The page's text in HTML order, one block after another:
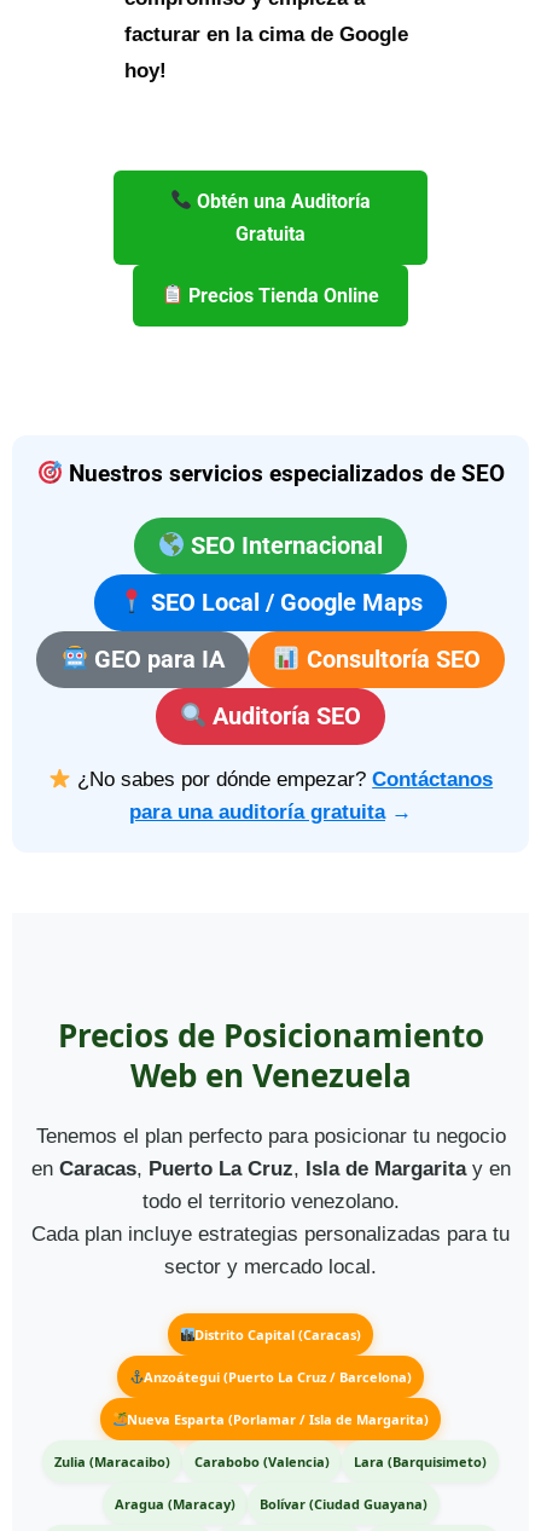
facturar en la cima de Google
hoy!
Obtén una Auditoría
Gratuita
Precios Tienda Online
Nuestros servicios especializados de SEO
SEO Internacional
SEO Local / Google Maps
GEO para IA
Consultoría SEO
Auditoría SEO
¿No sabes por dónde empezar?Contáctanos
para una auditoría gratuita→
Precios de Posicionamiento
Web en Venezuela
Tenemos el plan perfecto para posicionar tu negocio
en Caracas, Puerto La Cruz, Isla de Margaritay en
todo el territorio venezolano.
Cada plan incluye estrategias personalizadas para tu
sector y mercado local.
Distrito Capital (Caracas)
Anzoátegui (Puerto La Cruz / Barcelona)
Nueva Esparta (Porlamar / Isla de Margarita)
Zulia (Maracaibo) Carabobo (Valencia) Lara (Barquisimeto)
Aragua (Maracay) Bolívar (Ciudad Guayana)